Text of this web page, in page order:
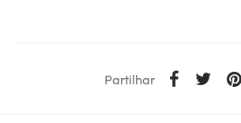
Partilhar